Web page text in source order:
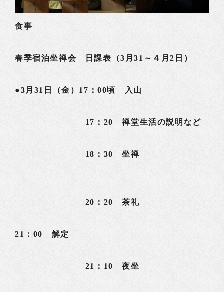
食事
春季宿泊坐禅会 日課表（3月31～４月2日）
●3月31日（金）17：00頃 入山
17：20 禅堂生活の説明など
18：30 坐禅
20：20 茶礼
21：00 解定
21：10 夜坐